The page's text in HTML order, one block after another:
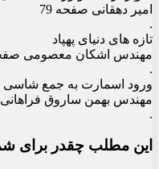
امیر دهقانی صفحه 79
.
تازه های دنیای پهپاد
مهندس اشکان معصومی صفحه
.
ورود اسمارت به جمع شاسی
مهندس بهمن ساروق فراهانی
.
این مطلب چقدر برای